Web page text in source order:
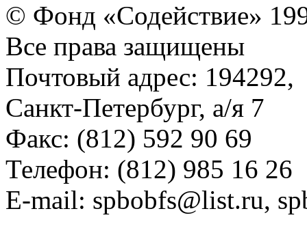
© Фонд «Содействие»
Все права защищены
Почтовый адрес: 194292,
Санкт-Петербург, а/я 7
Факс: (812) 592 90 69
Телефон: (812) 985 16 26
E-mail: spbobfs@list.ru,